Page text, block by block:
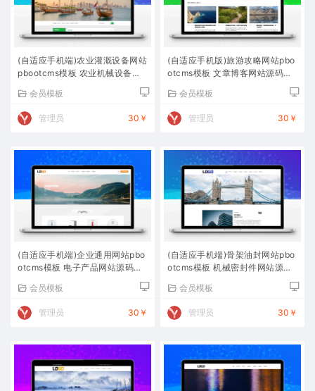
(自适应手机端)农业灌溉设备网站
pbootcms模板 农业机械设备网
会员模板
管理员 30￥
(自适应手机版)旅游攻略网站pbo
otcms模板 文章博客网站源码下
会员模板
管理员 30￥
(自适应手机端)企业通用网站pbo
otcms模板 电子产品网站源码下
会员模板
管理员 30￥
(自适应手机端)骨架油封网站pbo
otcms模板 机械密封件网站源码
会员模板
管理员 30￥